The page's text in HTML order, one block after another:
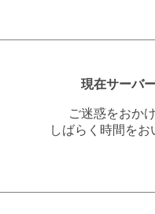
現在サーバ
ご迷惑をおか
しばらく時間を